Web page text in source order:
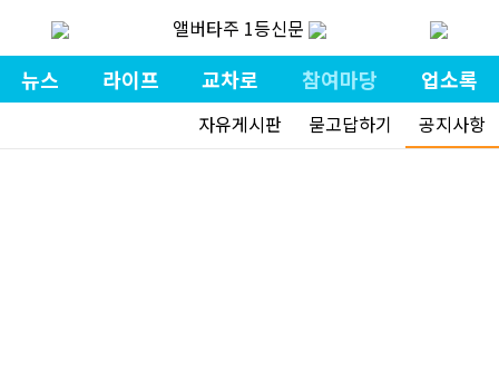
앨버타주 1등신문
뉴스 라이프 교차로 참여마당 업소록
자유게시판 묻고답하기 공지사항